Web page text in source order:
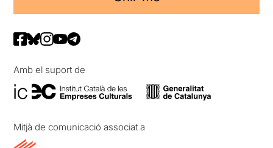
Amb el suport de
Mitjà de comunicació associat a